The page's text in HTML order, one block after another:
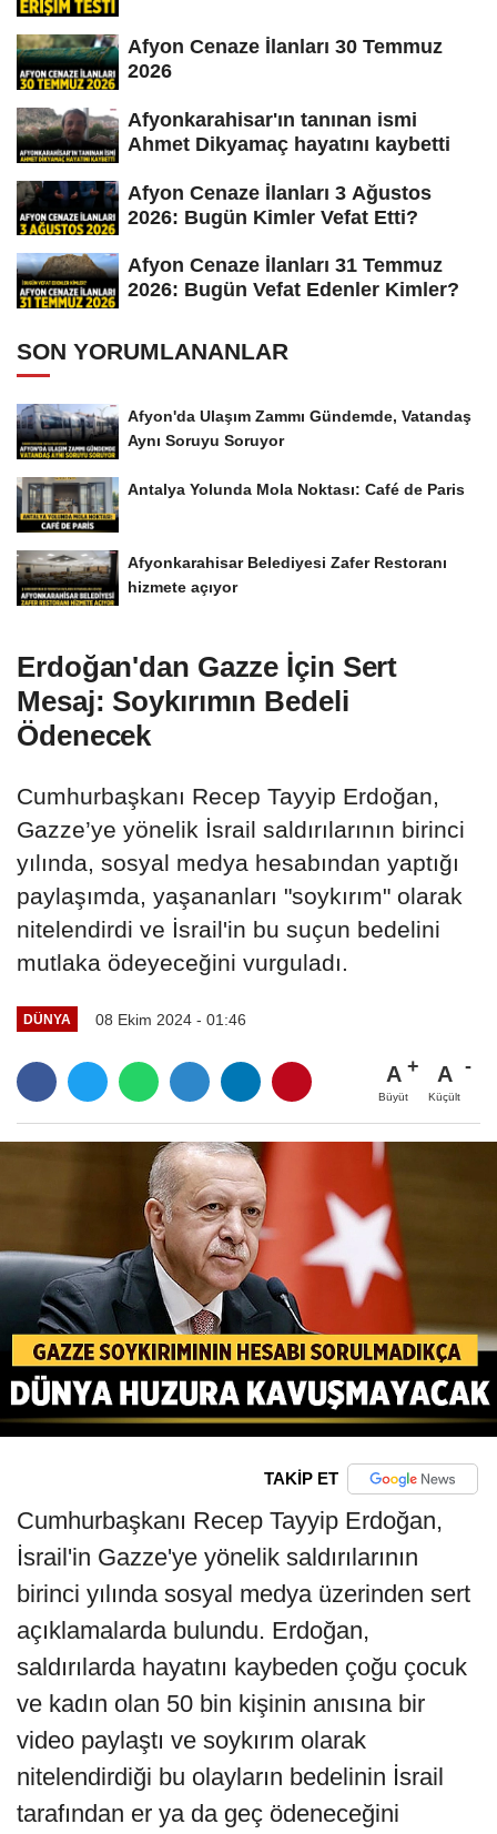
Afyon Cenaze İlanları 30 Temmuz
2026
Afyonkarahisar'ın tanınan ismi
Ahmet Dikyamaç hayatını kaybetti
Afyon Cenaze İlanları 3 Ağustos
2026: Bugün Kimler Vefat Etti?
Afyon Cenaze İlanları 31 Temmuz
2026: Bugün Vefat Edenler Kimler?
SON YORUMLANANLAR
Afyon'da Ulaşım Zammı Gündemde, Vatandaş
Aynı Soruyu Soruyor
Antalya Yolunda Mola Noktası: Café de Paris
Afyonkarahisar Belediyesi Zafer Restoranı
hizmete açıyor
Erdoğan'dan Gazze İçin Sert
Mesaj: Soykırımın Bedeli
Ödenecek
Cumhurbaşkanı Recep Tayyip Erdoğan,
Gazze’ye yönelik İsrail saldırılarının birinci
yılında, sosyal medya hesabından yaptığı
paylaşımda, yaşananları "soykırım" olarak
nitelendirdi ve İsrail'in bu suçun bedelini
mutlaka ödeyeceğini vurguladı.
DÜNYA 08 Ekim 2024 - 01:46
A
Büyüt
A
Küçült
TAKİP ET
Cumhurbaşkanı Recep Tayyip Erdoğan,
İsrail'in Gazze'ye yönelik saldırılarının
birinci yılında sosyal medya üzerinden sert
açıklamalarda bulundu. Erdoğan,
saldırılarda hayatını kaybeden çoğu çocuk
ve kadın olan 50 bin kişinin anısına bir
video paylaştı ve soykırım olarak
nitelendirdiği bu olayların bedelinin İsrail
tarafından er ya da geç ödeneceğini